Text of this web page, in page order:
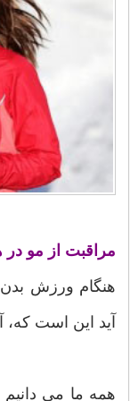
مراقبت از مو
هنگام ورزش
آید این است
همه ما می